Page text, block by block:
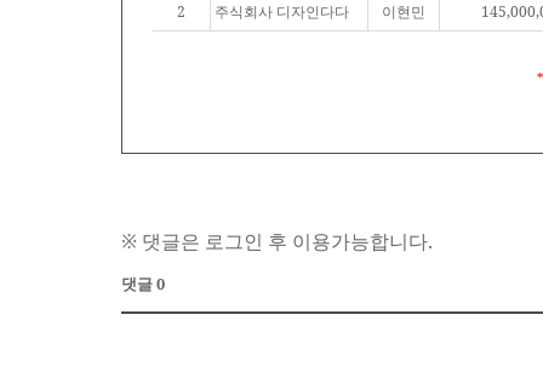
2 주식회사 디자인다다 이현민
※ 댓글은 로그인 후 이용가능합니다.
댓글 0